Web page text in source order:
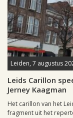
Leiden, 7 augustus
Leids Carillon
Jerney Kaagman
Het carillon van het
fragment uit het